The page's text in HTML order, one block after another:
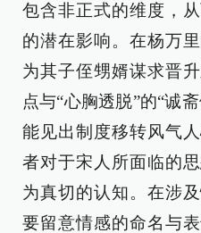
包含非正式的维度，
的潜在影响。在杨万
为其子侄甥婿谋求晋
点与“心胸透脱”的“诚
能见出制度移转风气
者对于宋人所面临的
为真切的认知。在涉
要留意情感的命名与